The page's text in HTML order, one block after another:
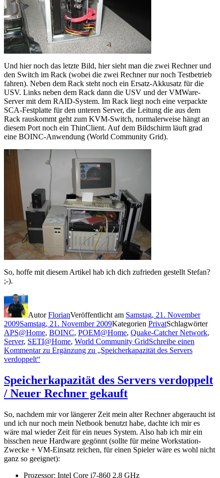
Und hier noch das letzte Bild, hier sieht man die zwei Rechner und
den Switch im Rack (wobei die zwei Rechner nur noch Testbetrieb
fahren). Neben dem Rack steht noch ein Ersatz-Akkusatz für die
USV. Links neben dem Rack dann die USV und der VMWare-
Server mit dem RAID-System. Im Rack liegt noch eine verpackte
SCA-Festplatte für den unteren Server, die Leitung die aus dem
Rack rauskommt geht zum KVM-Switch, normalerweise hängt an
diesem Port noch ein ThinClient. Auf dem Bildschirm läuft grad
eine BOINC-Anwendung (World Community Grid).
So, hoffe mit diesem Artikel hab ich dich zufrieden gestellt Stefan?
;-).
AutorFlorianVeröffentlicht am Samstag, 21. November
2009Samstag, 21. November 2009Kategorien PrivatSchlagwörter
APS@Home, BOINC, POEM@Home, Quake-Catcher Network,
Server, SETI@Home, World Community GridSchreibe einen
Kommentarzu Ergänzung zu „Speicherkapazität des Servers
verdoppelt“
Speicherkapazität des Servers verdoppelt
/ Neuer Rechner gekauft
So, nachdem mir vor längerer Zeit mein alter Rechner abgeraucht ist
und ich nur noch mein Netbook benutzt habe, dachte ich mir es
wäre mal wieder Zeit für ein neues System. Also hab ich mir ein
bisschen neue Hardware gegönnt (sollte für meine Workstation-
Zwecke + VM-Einsatz reichen, für einen Spieler wäre es wohl nicht
ganz so geeignet):
Prozessor: Intel Core i7-860 2,8 GHz